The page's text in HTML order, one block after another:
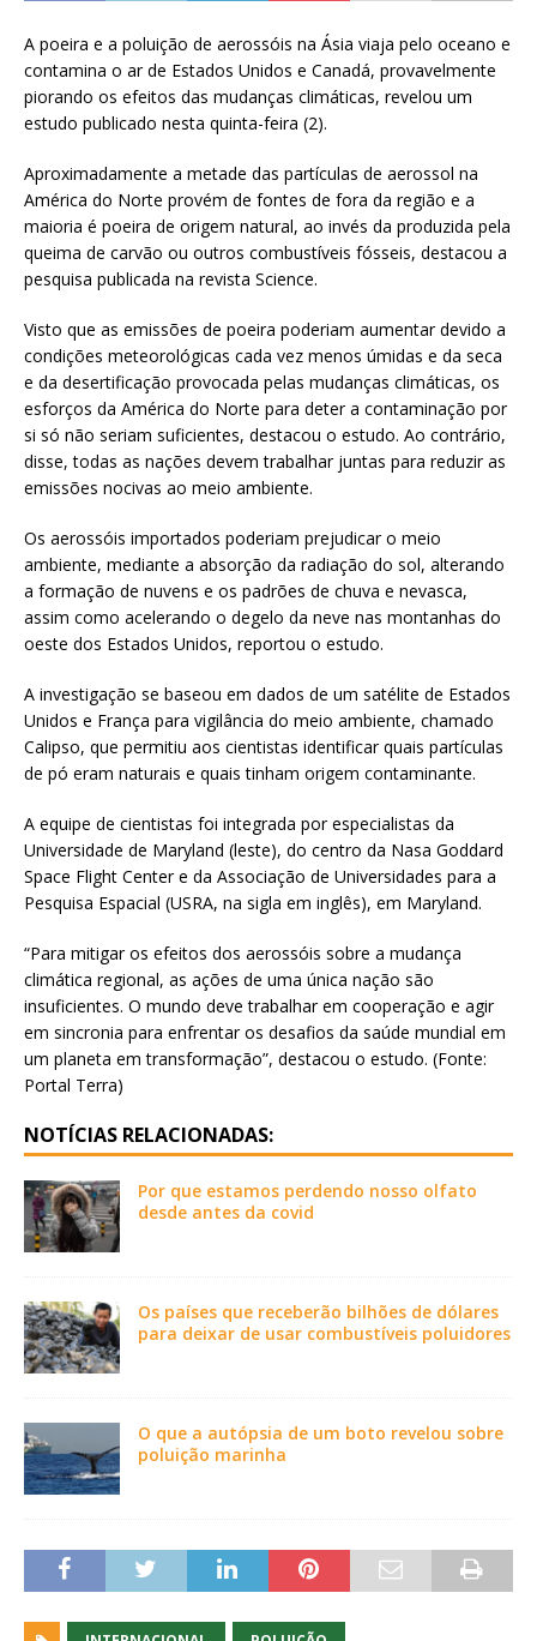
A poeira e a poluição de aerossóis na Ásia viaja pelo oceano e
contamina o ar de Estados Unidos e Canadá, provavelmente
piorando os efeitos das mudanças climáticas, revelou um
estudo publicado nesta quinta-feira (2).
Aproximadamente a metade das partículas de aerossol na
América do Norte provém de fontes de fora da região e a
maioria é poeira de origem natural, ao invés da produzida pela
queima de carvão ou outros combustíveis fósseis, destacou a
pesquisa publicada na revista Science.
Visto que as emissões de poeira poderiam aumentar devido a
condições meteorológicas cada vez menos úmidas e da seca
e da desertificação provocada pelas mudanças climáticas, os
esforços da América do Norte para deter a contaminação por
si só não seriam suficientes, destacou o estudo. Ao contrário,
disse, todas as nações devem trabalhar juntas para reduzir as
emissões nocivas ao meio ambiente.
Os aerossóis importados poderiam prejudicar o meio
ambiente, mediante a absorção da radiação do sol, alterando
a formação de nuvens e os padrões de chuva e nevasca,
assim como acelerando o degelo da neve nas montanhas do
oeste dos Estados Unidos, reportou o estudo.
A investigação se baseou em dados de um satélite de Estados
Unidos e França para vigilância do meio ambiente, chamado
Calipso, que permitiu aos cientistas identificar quais partículas
de pó eram naturais e quais tinham origem contaminante.
A equipe de cientistas foi integrada por especialistas da
Universidade de Maryland (leste), do centro da Nasa Goddard
Space Flight Center e da Associação de Universidades para a
Pesquisa Espacial (USRA, na sigla em inglês), em Maryland.
“Para mitigar os efeitos dos aerossóis sobre a mudança
climática regional, as ações de uma única nação são
insuficientes. O mundo deve trabalhar em cooperação e agir
em sincronia para enfrentar os desafios da saúde mundial em
um planeta em transformação”, destacou o estudo. (Fonte:
Portal Terra)
NOTÍCIAS RELACIONADAS:
Por que estamos perdendo nosso olfato
desde antes da covid
Os países que receberão bilhões de dólares
para deixar de usar combustíveis poluidores
O que a autópsia de um boto revelou sobre
poluição marinha